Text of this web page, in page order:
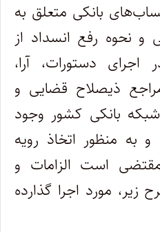
بانکی متعلق به
نحوه رفع انسداد از
دستورات، آرا‏،
ذیصلاح قضایی و
بانکی کشور وجود
به منظور اتخاذ رویه
است الزامات و
زیر، مورد اجرا گذارده